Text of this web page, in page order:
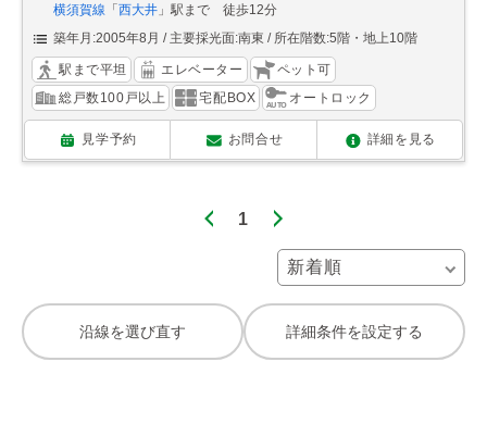
横須賀線 「 西大井 」駅まで 徒歩12分
築年月:2005年8月
主要採光面:南東 所在階数:5階・地上10階
駅まで平坦 エレベーター
ペット可
総戸数100戸以上
宅配BOX オートロック
見学予約 お問合せ 詳細を見る
1
沿線を選び直す 詳細条件を設定する